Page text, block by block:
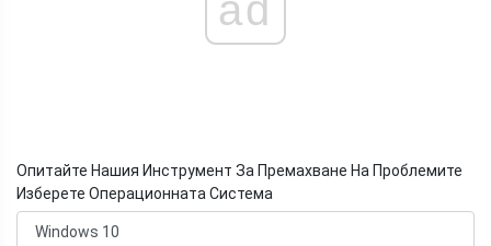
Опитайте Нашия Инструмент За Премахване На Проблемите
Изберете Операционната Система